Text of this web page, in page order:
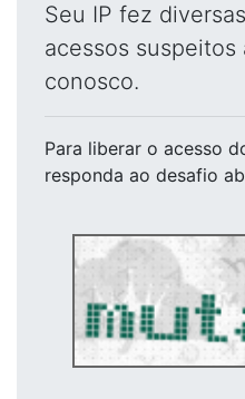
Seu IP fez
acessos
conosco.
Para liberar o acesso
responda ao desafio